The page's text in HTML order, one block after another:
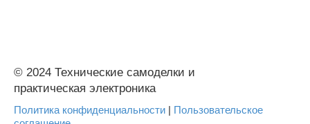
© 2024 Технические самоделки и
практическая электроника
Политика конфиденциальности | Пользовательское